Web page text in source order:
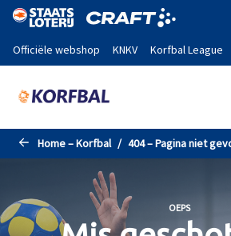
Naar de hoofdinhoud gaan
Officiële webshop KNKV Korfbal League
Home – Korfbal 404 – Pagina niet
OEPS